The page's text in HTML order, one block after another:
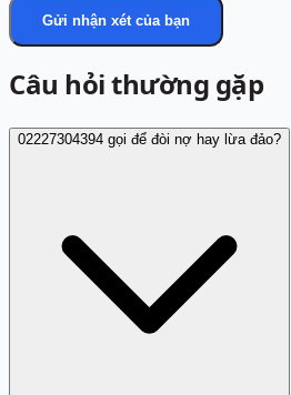
Gửi nhận xét của bạn
Câu hỏi thường gặp
02227304394 gọi để đòi nợ hay lừa đảo?